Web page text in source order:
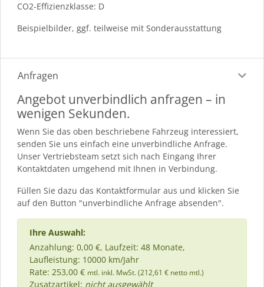
CO2-Effizienzklasse: D
Beispielbilder, ggf. teilweise mit Sonderausstattung
Anfragen
Angebot unverbindlich anfragen – in
wenigen Sekunden.
Wenn Sie das oben beschriebene Fahrzeug interessiert,
senden Sie uns einfach eine unverbindliche Anfrage.
Unser Vertriebsteam setzt sich nach Eingang Ihrer
Kontaktdaten umgehend mit Ihnen in Verbindung.
Füllen Sie dazu das Kontaktformular aus und klicken Sie
auf den Button "unverbindliche Anfrage absenden".
Ihre Auswahl:
Anzahlung: 0,00 €, Laufzeit: 48 Monate,
Laufleistung: 10000 km/Jahr
Rate: 253,00 € mtl. inkl. MwSt. (212,61 € netto mtl.)
Zusatzartikel: nicht ausgewählt